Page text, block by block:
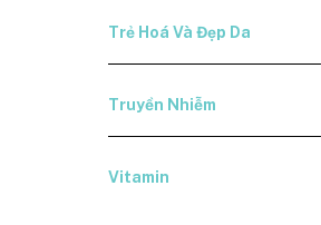
Trẻ Hoá Và Đẹp Da
Truyền Nhiễm
Vitamin